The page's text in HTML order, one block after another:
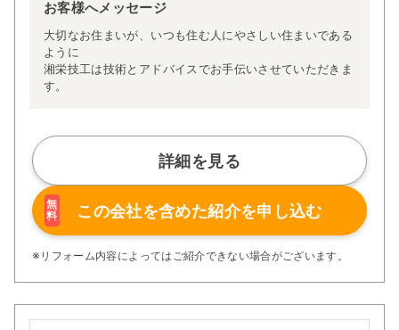
お客様へメッセージ
大切なお住まいが、いつも住む人にやさしい住まいである
ように
湘栄技工は技術とアドバイスでお手伝いさせていただきま
す。
詳細を見る
無
料
この会社を含めた紹介を申し込む
※リフォーム内容によってはご紹介できない場合がございます。